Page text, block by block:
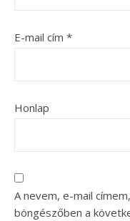
E-mail cím *
Honlap
A nevem, e-mail
böngészőben a